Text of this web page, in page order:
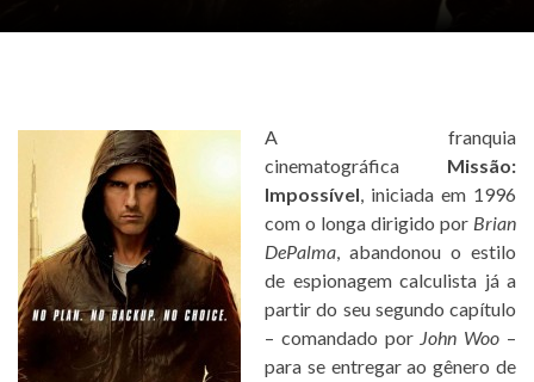
A franquia
cinematográfica Missão:
Impossível, iniciada em 1996
com o longa dirigido por Brian
DePalma, abandonou o estilo
de espionagem calculista já a
partir do seu segundo capítulo
– comandado por John Woo –
para se entregar ao gênero de